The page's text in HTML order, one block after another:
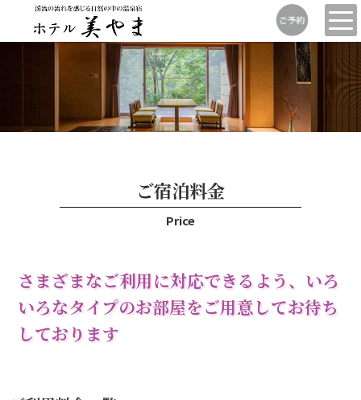
ご宿泊料金
Price
さまざまなご利用に対応できるよう、いろ
いろなタイプのお部屋をご用意してお待ち
しております